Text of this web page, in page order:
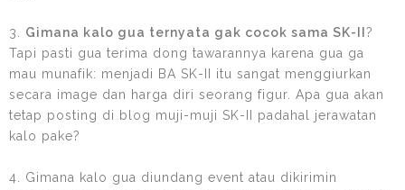
3. Gimana kalo gua ternyata gak cocok sama SK-II ?
Tapi pasti gua terima dong tawarannya karena gua ga
mau munafik: menjadi BA SK-II itu sangat menggiurkan
secara image dan harga diri seorang figur. Apa gua akan
tetap posting di blog muji-muji SK-II padahal jerawatan
kalo pake?
4. Gimana kalo gua diundang event atau dikirimin